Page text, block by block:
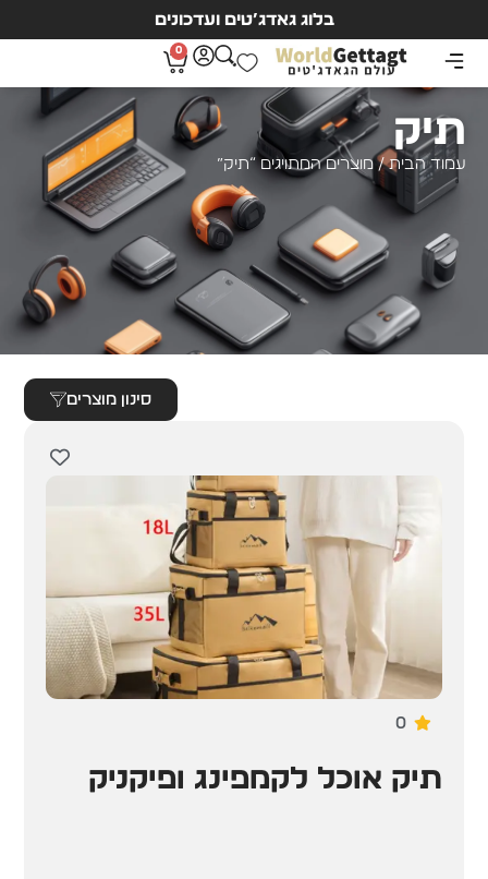
בלוג גאדג’טים ועדכונים
0
תיק
עמוד הבית/ מוצרים המתויגים “תיק”
סינון מוצרים
0
תיק אוכל לקמפינג ופיקניק